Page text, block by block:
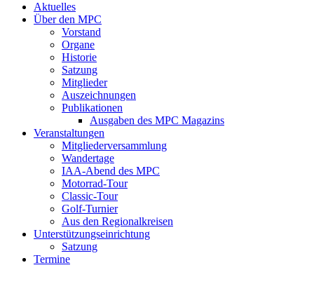
Aktuelles
Über den MPC
Vorstand
Organe
Historie
Satzung
Mitglieder
Auszeichnungen
Publikationen
Ausgaben des MPC Magazins
Veranstaltungen
Mitgliederversammlung
Wandertage
IAA-Abend des MPC
Motorrad-Tour
Classic-Tour
Golf-Turnier
Aus den Regionalkreisen
Unterstützungseinrichtung
Satzung
Termine